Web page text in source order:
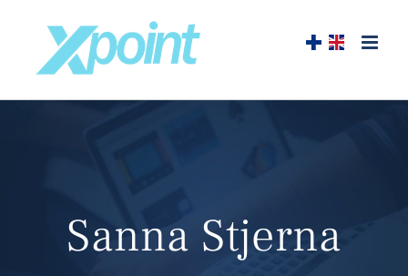
content
Sanna Stjerna